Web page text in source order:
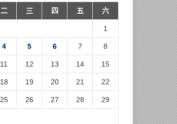
二 三 四 五 六
1
4 5 6 7 8
11 12 13 14 15
18 19 20 21 22
25 26 27 28 29